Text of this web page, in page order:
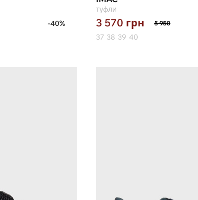
-40%
туфли
3 570 грн 5 950
37 38 39 40